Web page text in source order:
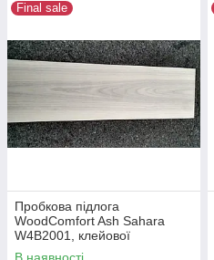
Final sale
Пробкова підлога
WoodComfort Ash Sahara
W4B2001, клейової